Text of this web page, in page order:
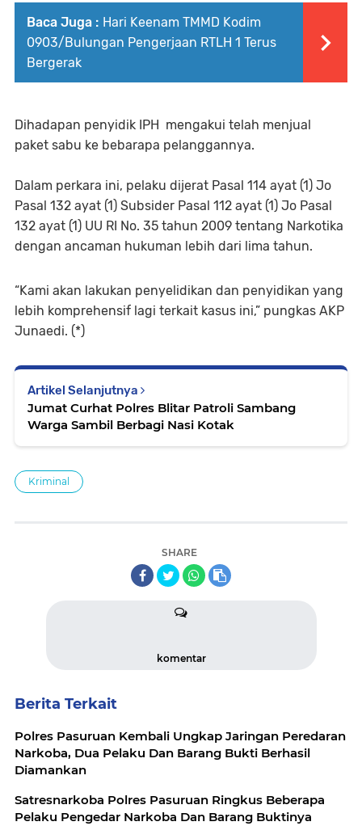
Baca Juga : Hari Keenam TMMD Kodim
0903/Bulungan Pengerjaan RTLH 1 Terus
Bergerak
Dihadapan penyidik IPH mengakui telah menjual
paket sabu ke bebarapa pelanggannya.
Dalam perkara ini, pelaku dijerat Pasal 114 ayat (1) Jo
Pasal 132 ayat (1) Subsider Pasal 112 ayat (1) Jo Pasal
132 ayat (1) UU RI No. 35 tahun 2009 tentang Narkotika
dengan ancaman hukuman lebih dari lima tahun.
“Kami akan lakukan penyelidikan dan penyidikan yang
lebih komprehensif lagi terkait kasus ini,” pungkas AKP
Junaedi. (*)
Artikel Selanjutnya
Jumat Curhat Polres Blitar Patroli Sambang
Warga Sambil Berbagi Nasi Kotak
Kriminal
SHARE
komentar
Berita Terkait
Polres Pasuruan Kembali Ungkap Jaringan Peredaran
Narkoba, Dua Pelaku Dan Barang Bukti Berhasil
Diamankan
Satresnarkoba Polres Pasuruan Ringkus Beberapa
Pelaku Pengedar Narkoba Dan Barang Buktinya